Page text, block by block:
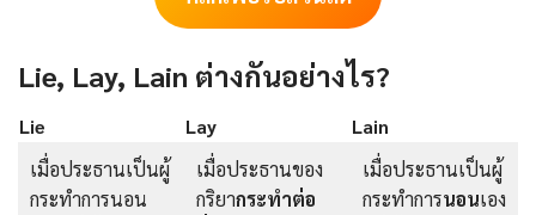
Lie, Lay, Lain ต่างกันอย่างไร?
Lie Lay
Lain
เมื่อประธานเป็นผู้
กระทำการนอน
เมื่อประธานของ
กริยากระทำต่อ
เมื่อประธานเป็นผู้
กระทำการนอนเอง